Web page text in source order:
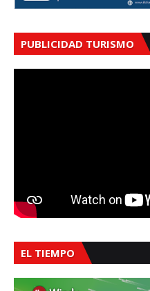
PUBLICIDAD TURISMO
EL TIEMPO